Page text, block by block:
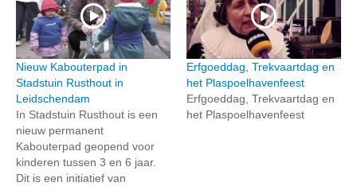
Nieuw Kabouterpad in
Stadstuin Rusthout in
Leidschendam
In Stadstuin Rusthout is een
nieuw permanent
Kabouterpad geopend voor
kinderen tussen 3 en 6 jaar.
Dit is een initiatief van
Erfgoeddag, Trekvaartdag en
het Plaspoelhavenfeest
Erfgoeddag, Trekvaartdag en
het Plaspoelhavenfeest